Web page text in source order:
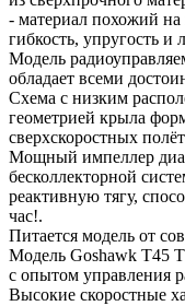
- материал похожий
гибкость, упругость и
Модель
обладает всеми
Схема с низким
геометрией крыла
сверхскоростных
Мощный импеллер
бесколлекторной
реактивную тягу,
час!.
Питается модель от
Модель Goshawk T45
с опытом управления
Высокие скоростные